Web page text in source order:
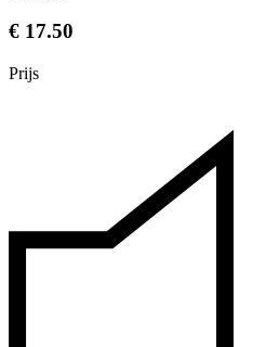
€ 17.50
Prijs